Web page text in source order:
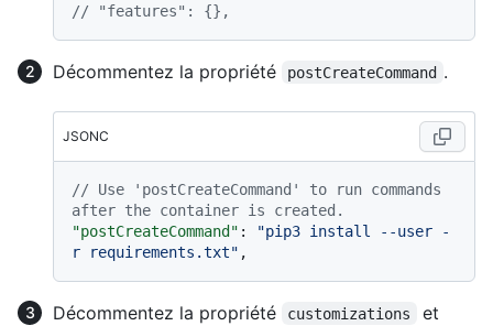
// "features": {},
Décommentez la propriété postCreateCommand .
JSONC
// Use 'postCreateCommand' to run commands
after the container is created.
"postCreateCommand" :
"pip3 install --user -
r requirements.txt" ,
Décommentez la propriété customizations
et